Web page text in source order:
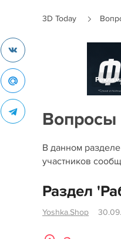
3D Today
Вопросы
В данном
участников
Раздел
Yoshka.Shop